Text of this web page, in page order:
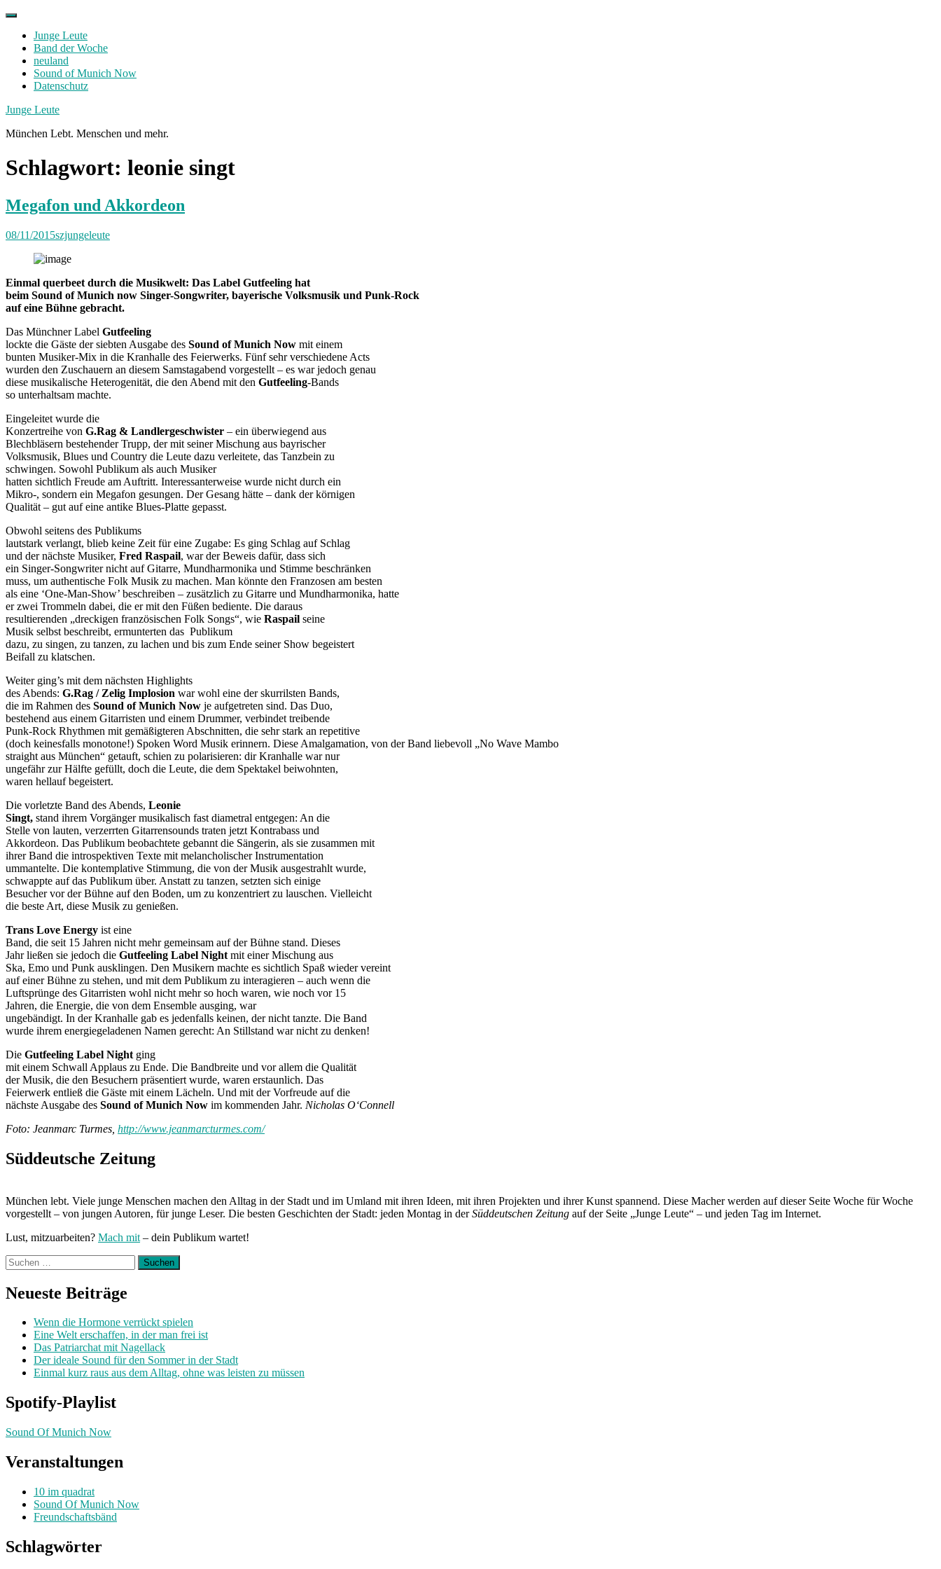
Skip
contentJunge Leute
Band der Woche
neuland
Sound of Munich Now
Datenschutz
Facebook
Twitter
Instagram
Junge Leute
München Lebt. Menschen und mehr.
Schlagwort: leonie singt
Megafon und Akkordeon
08/11/2015szjungeleute
Einmal querbeet durch die Musikwelt: Das Label Gutfeeling hat
beim Sound of Munich now Singer-Songwriter, bayerische Volksmusik und Punk-Rock
auf eine Bühne gebracht.
Das Münchner Label Gutfeeling
lockte die Gäste der siebten Ausgabe des Sound of Munich Now mit einem
bunten Musiker-Mix in die Kranhalle des Feierwerks. Fünf sehr verschiedene Acts
wurden den Zuschauern an diesem Samstagabend vorgestellt – es war jedoch genau
diese musikalische Heterogenität, die den Abend mit den Gutfeeling-Bands
so unterhaltsam machte.
Eingeleitet wurde die
Konzertreihe von G.Rag & Landlergeschwister – ein überwiegend aus
Blechbläsern bestehender Trupp, der mit seiner Mischung aus bayrischer
Volksmusik, Blues und Country die Leute dazu verleitete, das Tanzbein zu
schwingen. Sowohl Publikum als auch Musiker
hatten sichtlich Freude am Auftritt. Interessanterweise wurde nicht durch ein
Mikro-, sondern ein Megafon gesungen. Der Gesang hätte – dank der körnigen
Qualität – gut auf eine antike Blues-Platte gepasst.
Obwohl seitens des Publikums
lautstark verlangt, blieb keine Zeit für eine Zugabe: Es ging Schlag auf Schlag
und der nächste Musiker, Fred Raspail, war der Beweis dafür, dass sich
ein Singer-Songwriter nicht auf Gitarre, Mundharmonika und Stimme beschränken
muss, um authentische Folk Musik zu machen. Man könnte den Franzosen am besten
als eine ‘One-Man-Show’ beschreiben – zusätzlich zu Gitarre und Mundharmonika, hatte
er zwei Trommeln dabei, die er mit den Füßen bediente. Die daraus
resultierenden „dreckigen französischen Folk Songs“, wie Raspail seine
Musik selbst beschreibt, ermunterten das Publikum
dazu, zu singen, zu tanzen, zu lachen und bis zum Ende seiner Show begeistert
Beifall zu klatschen.
Weiter ging’s mit dem nächsten Highlights
des Abends: G.Rag / Zelig Implosion war wohl eine der skurrilsten Bands,
die im Rahmen des Sound of Munich Now je aufgetreten sind. Das Duo,
bestehend aus einem Gitarristen und einem Drummer, verbindet treibende
Punk-Rock Rhythmen mit gemäßigteren Abschnitten, die sehr stark an repetitive
(doch keinesfalls monotone!) Spoken Word Musik erinnern. Diese Amalgamation, von der Band liebevoll „No Wave Mambo
straight aus München“ getauft, schien zu polarisieren: dir Kranhalle war nur
ungefähr zur Hälfte gefüllt, doch die Leute, die dem Spektakel beiwohnten,
waren hellauf begeistert.
Die vorletzte Band des Abends, Leonie
Singt, stand ihrem Vorgänger musikalisch fast diametral entgegen: An die
Stelle von lauten, verzerrten Gitarrensounds traten jetzt Kontrabass und
Akkordeon. Das Publikum beobachtete gebannt die Sängerin, als sie zusammen mit
ihrer Band die introspektiven Texte mit melancholischer Instrumentation
ummantelte. Die kontemplative Stimmung, die von der Musik ausgestrahlt wurde,
schwappte auf das Publikum über. Anstatt zu tanzen, setzten sich einige
Besucher vor der Bühne auf den Boden, um zu konzentriert zu lauschen. Vielleicht
die beste Art, diese Musik zu genießen.
Trans Love Energy ist eine
Band, die seit 15 Jahren nicht mehr gemeinsam auf der Bühne stand. Dieses
Jahr ließen sie jedoch die Gutfeeling Label Night mit einer Mischung aus
Ska, Emo und Punk ausklingen. Den Musikern machte es sichtlich Spaß wieder vereint
auf einer Bühne zu stehen, und mit dem Publikum zu interagieren – auch wenn die
Luftsprünge des Gitarristen wohl nicht mehr so hoch waren, wie noch vor 15
Jahren, die Energie, die von dem Ensemble ausging, war
ungebändigt. In der Kranhalle gab es jedenfalls keinen, der nicht tanzte. Die Band
wurde ihrem energiegeladenen Namen gerecht: An Stillstand war nicht zu denken!
Die Gutfeeling Label Night ging
mit einem Schwall Applaus zu Ende. Die Bandbreite und vor allem die Qualität
der Musik, die den Besuchern präsentiert wurde, waren erstaunlich. Das
Feierwerk entließ die Gäste mit einem Lächeln. Und mit der Vorfreude auf die
nächste Ausgabe des Sound of Munich Now im kommenden Jahr. Nicholas O‘Connell
Foto: Jeanmarc Turmes, http://www.jeanmarcturmes.com/
Süddeutsche Zeitung
München lebt. Viele junge Menschen machen den Alltag in der Stadt und im Umland mit ihren Ideen, mit ihren Projekten und ihrer Kunst spannend. Diese Macher werden auf dieser Seite Woche für Woche
vorgestellt – von jungen Autoren, für junge Leser. Die besten Geschichten der Stadt: jeden Montag in derSüddeutschen Zeitung auf der Seite „Junge Leute“ – und jeden Tag im Internet.
Lust, mitzuarbeiten? Mach mit – dein Publikum wartet!
Suchen
nach:
Neueste Beiträge
Wenn die Hormone verrückt spielen
Eine Welt erschaffen, in der man frei ist
Das Patriarchat mit Nagellack
Der ideale Sound für den Sommer in der Stadt
Einmal kurz raus aus dem Alltag, ohne was leisten zu müssen
Spotify-Playlist
Sound Of Munich Now
Veranstaltungen
10 im quadrat
Sound Of Munich Now
Freundschaftsbänd
Schlagwörter